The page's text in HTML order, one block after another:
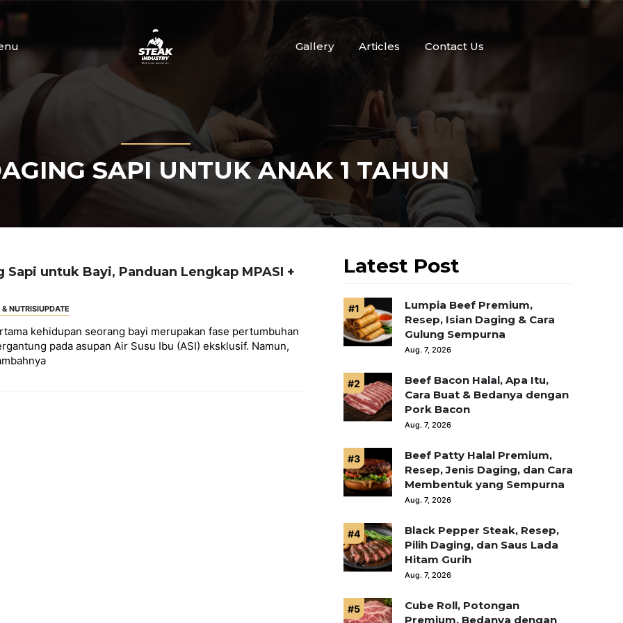
Gallery Articles Contact Us
SAPI UNTUK ANAK 1 TAHUN
Sapi untuk Bayi, Panduan Lengkap MPASI +
NUTRISIUPDATE
kehidupan seorang bayi merupakan fase pertumbuhan
pada asupan Air Susu Ibu (ASI) eksklusif. Namun,
Latest Post
Lumpia Beef Premium,
Resep, Isian Daging & Cara
Gulung Sempurna
Aug. 7, 2026
Beef Bacon Halal, Apa Itu,
Cara Buat & Bedanya dengan
Pork Bacon
Aug. 7, 2026
Beef Patty Halal Premium,
Resep, Jenis Daging, dan Cara
Membentuk yang Sempurna
Aug. 7, 2026
Black Pepper Steak, Resep,
Pilih Daging, dan Saus Lada
Hitam Gurih
Aug. 7, 2026
Cube Roll, Potongan
Premium, Bedanya dengan